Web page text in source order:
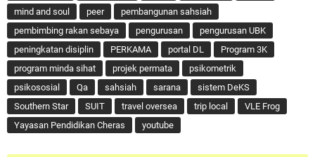
mind and soul
peer
pembangunan sahsiah
pembimbing rakan sebaya
pengurusan
pengurusan UBK
peningkatan disiplin
PERKAMA portal DL
Program 3K
program minda sihat
projek permata
psikometrik
psikososial
Qa sahsiah sarana
sistem DeKS
Southern Star
SUIT travel oversea trip local
VLE Frog
Yayasan Pendidikan Cheras
youtube